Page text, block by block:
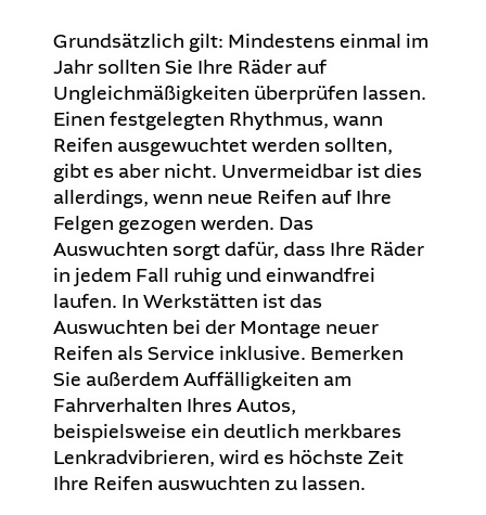
Grundsätzlich gilt: Mindestens einmal im
Jahr sollten Sie Ihre Räder auf
Ungleichmäßigkeiten überprüfen lassen.
Einen festgelegten Rhythmus, wann
Reifen ausgewuchtet werden sollten,
gibt es aber nicht. Unvermeidbar ist dies
allerdings, wenn neue Reifen auf Ihre
Felgen gezogen werden. Das
Auswuchten sorgt dafür, dass Ihre Räder
in jedem Fall ruhig und einwandfrei
laufen. In Werkstätten ist das
Auswuchten bei der Montage neuer
Reifen als Service inklusive. Bemerken
Sie außerdem Auffälligkeiten am
Fahrverhalten Ihres Autos,
beispielsweise ein deutlich merkbares
Lenkradvibrieren, wird es höchste Zeit
Ihre Reifen auswuchten zu lassen.